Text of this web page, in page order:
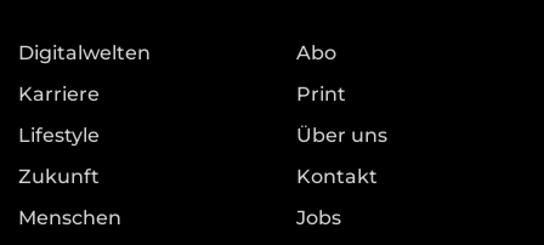
Digitalwelten
Karriere
Lifestyle
Zukunft
Menschen
Abo
Print
Über uns
Kontakt
Jobs